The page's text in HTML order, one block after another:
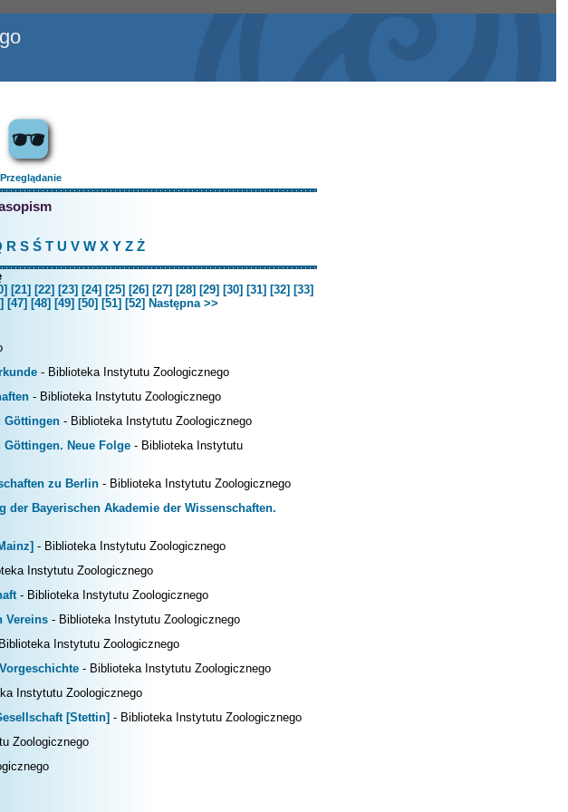
Przeglądanie
R S Ś T U V W X Y Z Ż
[21] [22] [23] [24] [25] [26] [27] [28] [29] [30] [31] [32] [33]
[47] [48] [49] [50] [51] [52] Następna >>
- Biblioteka Instytutu Zoologicznego
- Biblioteka Instytutu Zoologicznego
Göttingen - Biblioteka Instytutu Zoologicznego
Neue Folge - Biblioteka Instytutu
zu Berlin - Biblioteka Instytutu Zoologicznego
Bayerischen Akademie der Wissenschaften.
- Biblioteka Instytutu Zoologicznego
Instytutu Zoologicznego
- Biblioteka Instytutu Zoologicznego
Vereins - Biblioteka Instytutu Zoologicznego
Instytutu Zoologicznego
- Biblioteka Instytutu Zoologicznego
Instytutu Zoologicznego
[Stettin] - Biblioteka Instytutu Zoologicznego
Zoologicznego